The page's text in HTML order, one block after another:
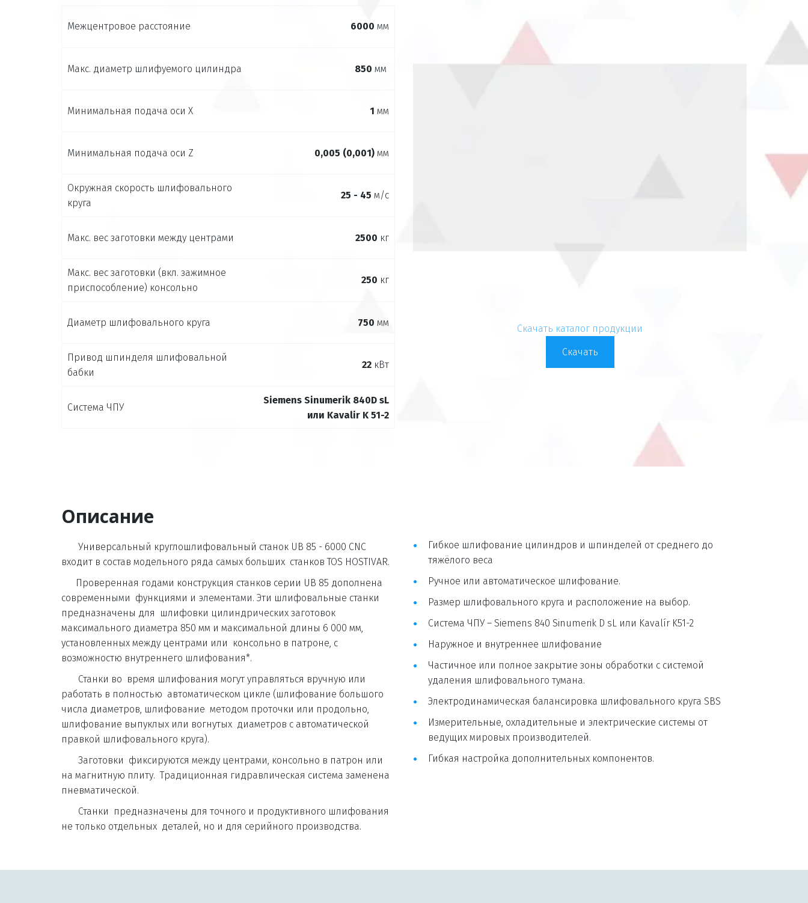
Межцентровое расстояние 6000 мм­
Макс. диаметр шлифуемого цилиндра 850 мм ­
Минимальная подача оси X 1 мм
Минимальная подача оси Z 0,005 (0,001) мм
Окружная скорость шлифовального
круга
25 - 45 м/с
Макс. вес заготовки между центрами 2500 кг
Макс. вес заготовки (вкл. зажимное
приспособление) консольно
250 кг
Диаметр шлифовального круга 750 мм
Привод шпинделя шлифовальной
бабки
22 кВт
Система ЧПУ
Siemens Sinumerik 840D sL
или Kavalir K 51-2
Скачать каталог продукции
Скачать
Описание
входит в состав модельного ряда самых больших  станков TOS HOSTIVAR.
современными  функциями и элементами. Эти шлифовальные станки
предназначены для  шлифовки цилиндрических заготовок
максимального диаметра 850 мм и максимальной длины 6 000 мм,
установленных между центрами или  консольно в патроне, с
возможностю внутреннего шлифования*.
работать в полностью  автоматическом цикле (шлифование большого
числа диаметров, шлифование  методом проточки или продольно,
шлифование выпуклых или вогнутых  диаметров с автоматической
правкой шлифовального круга).
на магнитную плиту.  Традиционная гидравлическая система заменена
пневматической.
не только отдельных  деталей, но и для серийного производства.
Гибкое шлифование цилиндров и шпинделей от среднего до
тяжёлого веса
Ручное или автоматическое шлифование.
Размер шлифовального круга и расположение на выбор.
Система ЧПУ – Siemens 840 Sinumerik D sL или Kavalír K51-2
Наружное и внутреннее шлифование
Частичное или полное закрытие зоны обработки с системой
удаления шлифовального тумана.
Электродинамическая балансировка шлифовального круга SBS
Измерительные, охладительные и электрические системы от
ведущих мировых производителей.
Гибкая настройка дополнительных компонентов.